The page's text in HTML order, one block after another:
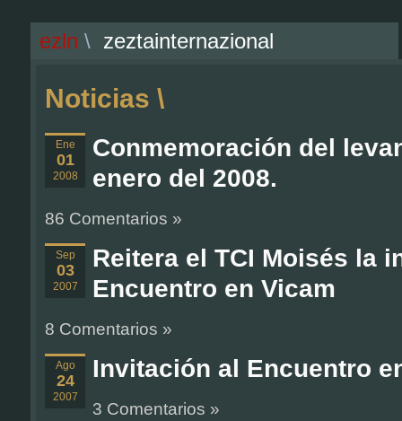
ezln \ zeztainternazional
Noticias \
Ene
01
2008
Conmemoración del
enero del 2008.
86 Comentarios »
Sep
03
2007
Reitera el TCI Moisés la
Encuentro en Vicam
8 Comentarios »
Ago
24
2007
Invitación al Encuentro
3 Comentarios »